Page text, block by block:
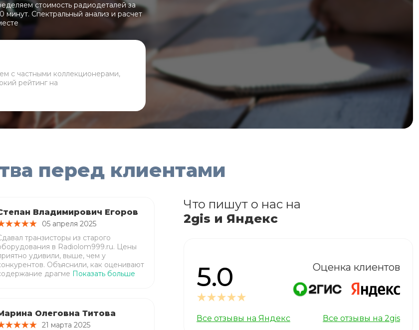
стоимость радиодеталей за
минут. Спектральный анализ и расчет
с частными коллекционерами,
рейтинг на
перед клиентами
Владимирович Егоров
05 апреля 2025
транзисторы из старого
в Radiolom999.ru. Цены
удивили, выше, чем у
Объяснили, как оценивают
драгме Показать больше
Олеговна Титова
21 марта 2025
Что пишут о нас на
2gis и Яндекс
5.0 Оценка клиентов
Все отзывы на Яндекс Все отзывы на 2gis